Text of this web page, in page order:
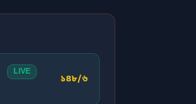
LIVE
১৪৮/৬